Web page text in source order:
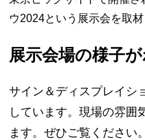
ウ2024という展示会を取
展示会場の様子
サイン＆ディスプレイシ
しています。現場の雰囲
ます。ぜひご覧ください。